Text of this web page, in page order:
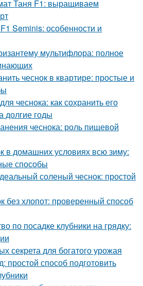
Таня F1: выращиваем
Seminis: особенности и
мультифлора: полное
чеснок в квартире: простые и
чеснока: как сохранить его
долгие годы
чеснока: роль пищевой
в домашних условиях всю зиму:
способы
соленый чеснок: простой
без хлопот: проверенный способ
по посадке клубники на грядку:
секрета для богатого урожая
простой способ подготовить